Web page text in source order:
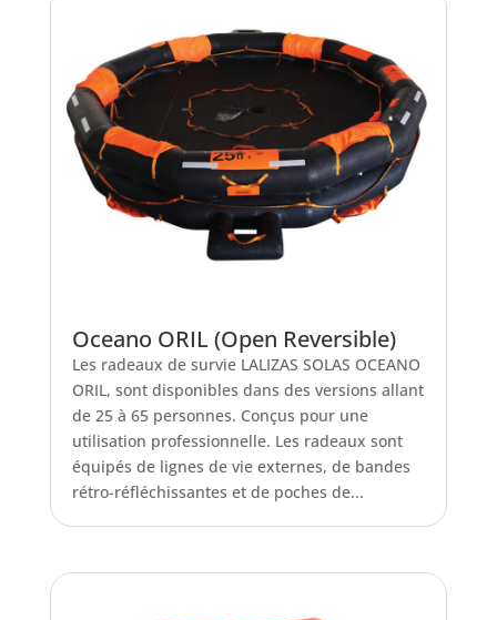
Oceano ORIL (Open Reversible)
Les radeaux de survie LALIZAS SOLAS OCEANO
ORIL, sont disponibles dans des versions allant
de 25 à 65 personnes. Conçus pour une
utilisation professionnelle. Les radeaux sont
équipés de lignes de vie externes, de bandes
rétro-réfléchissantes et de poches de...